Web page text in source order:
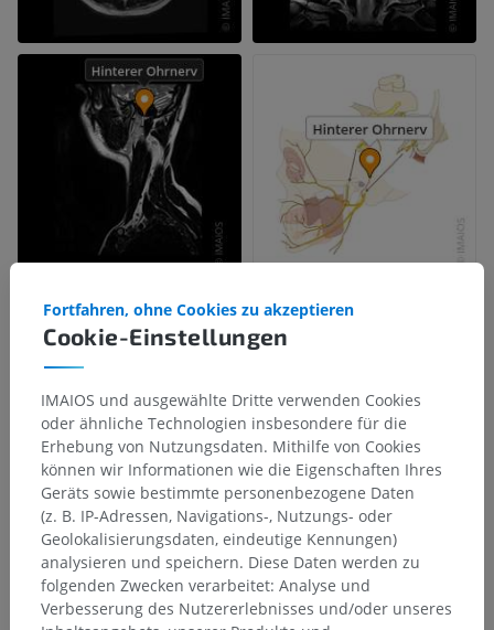
Cookie-Einstellungen
Fortfahren, ohne Cookies zu akzeptieren
IMAIOS und ausgewählte Dritte verwenden Cookies
oder ähnliche Technologien insbesondere für die
Erhebung von Nutzungsdaten. Mithilfe von Cookies
können wir Informationen wie die Eigenschaften Ihres
Geräts sowie bestimmte personenbezogene Daten
(z. B. IP-Adressen, Navigations-, Nutzungs- oder
Geolokalisierungsdaten, eindeutige Kennungen)
analysieren und speichern. Diese Daten werden zu
folgenden Zwecken verarbeitet: Analyse und
Verbesserung des Nutzererlebnisses und/oder unseres